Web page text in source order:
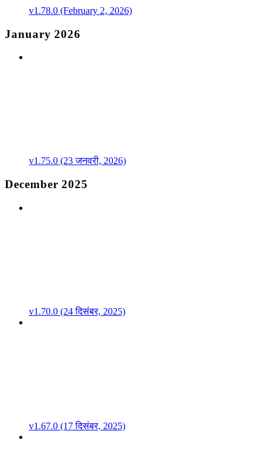
v1.78.0 (February 2, 2026)
January 2026
v1.75.0 (23 जनवरी, 2026)
December 2025
v1.70.0 (24 दिसंबर, 2025)
v1.67.0 (17 दिसंबर, 2025)